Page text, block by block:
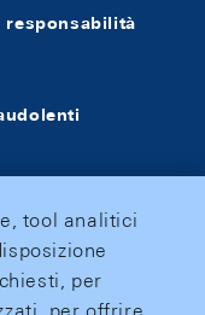
responsabilità
tool analitici
per